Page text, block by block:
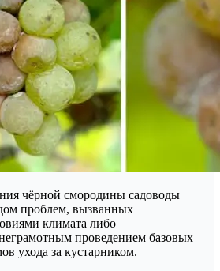
чёрной смородины садоводы
проблем, вызванных
климата либо
проведением базовых
ухода за кустарником.